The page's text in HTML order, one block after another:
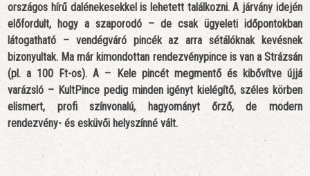
országos hírű dalénekesekkel is lehetett találkozni. A járvány idején
előfordult, hogy a szaporodó – de csak ügyeleti időpontokban
látogatható – vendégváró pincék az arra sétálóknak kevésnek
bizonyultak. Ma már kimondottan rendezvénypince is van a Strázsán
(pl. a 100 Ft-os). A – Kele pincét megmentő és kibővítve újjá
varázsló – KultPince pedig minden igényt kielégítő, széles körben
elismert, profi színvonalú, hagyományt őrző, de modern
rendezvény- és esküvői helyszínné vált.